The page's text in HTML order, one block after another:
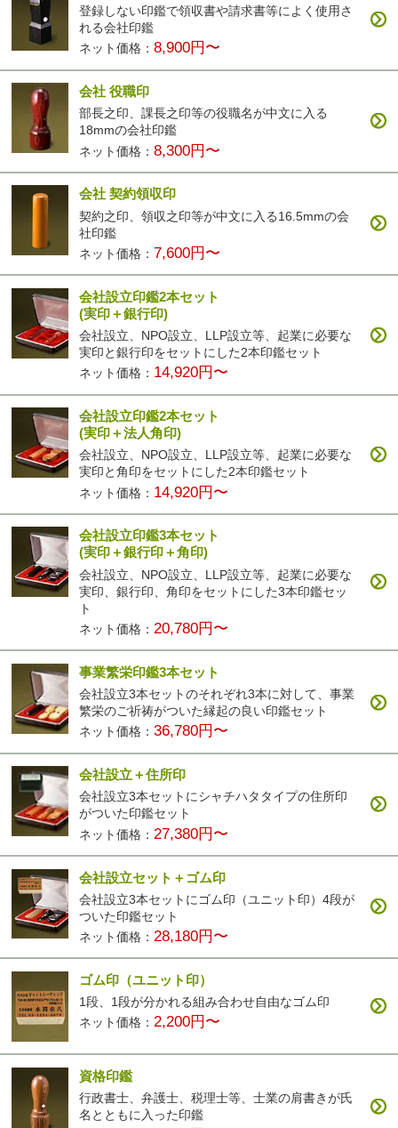
登録しない印鑑で領収書や請求書等によく使用さ
れる会社印鑑
ネット価格：8,900円〜
会社 役職印
部長之印、課長之印等の役職名が中文に入る
18mmの会社印鑑
ネット価格：8,300円〜
会社 契約領収印
契約之印、領収之印等が中文に入る16.5mmの会
社印鑑
ネット価格： 7,600円〜
会社設立印鑑2本セット
(実印＋銀行印)
会社設立、NPO設立、LLP設立等、起業に必要な
実印と銀行印をセットにした2本印鑑セット
ネット価格： 14,920円〜
会社設立印鑑2本セット
(実印＋法人角印)
会社設立、NPO設立、LLP設立等、起業に必要な
実印と角印をセットにした2本印鑑セット
ネット価格： 14,920円〜
会社設立印鑑3本セット
(実印＋銀行印＋角印)
会社設立、NPO設立、LLP設立等、起業に必要な
実印、銀行印、角印をセットにした3本印鑑セッ
ト
ネット価格： 20,780円〜
事業繁栄印鑑3本セット
会社設立3本セットのそれぞれ3本に対して、事業
繁栄のご祈祷がついた縁起の良い印鑑セット
ネット価格：36,780円〜
会社設立＋住所印
会社設立3本セットにシャチハタタイプの住所印
がついた印鑑セット
ネット価格： 27,380円〜
会社設立セット＋ゴム印
会社設立3本セットにゴム印（ユニット印）4段が
ついた印鑑セット
ネット価格： 28,180円〜
ゴム印（ユニット印）
1段、1段が分かれる組み合わせ自由なゴム印
ネット価格：2,200円〜
資格印鑑
行政書士、弁護士、税理士等、士業の肩書きが氏
名とともに入った印鑑